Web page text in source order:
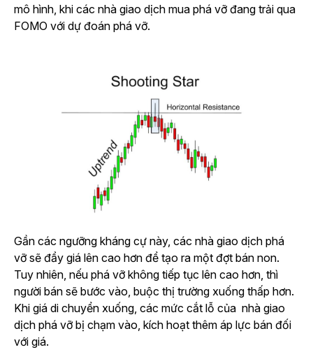
mô hình, khi các nhà giao dịch mua phá vỡ đang trải qua
FOMO với dự đoán phá vỡ.
Gần các ngưỡng kháng cự này, các nhà giao dịch phá
vỡ sẽ đẩy giá lên cao hơn để tạo ra một đợt bán non.
Tuy nhiên, nếu phá vỡ không tiếp tục lên cao hơn, thì
người bán sẽ bước vào, buộc thị trường xuống thấp hơn.
Khi giá di chuyển xuống, các mức cắt lỗ của nhà giao
dịch phá vỡ bị chạm vào, kích hoạt thêm áp lực bán đối
với giá.